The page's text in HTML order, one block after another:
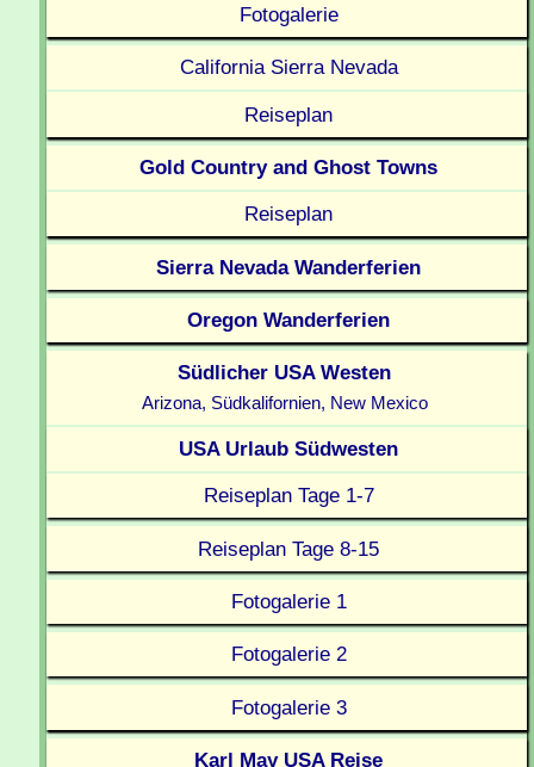
Fotogalerie
California Sierra Nevada
Reiseplan
Gold Country and Ghost Towns
Reiseplan
Sierra Nevada Wanderferien
Oregon Wanderferien
Südlicher USA Westen
Arizona, Südkalifornien, New Mexico
USA Urlaub Südwesten
Reiseplan Tage 1-7
Reiseplan Tage 8-15
Fotogalerie 1
Fotogalerie 2
Fotogalerie 3
Karl May USA Reise